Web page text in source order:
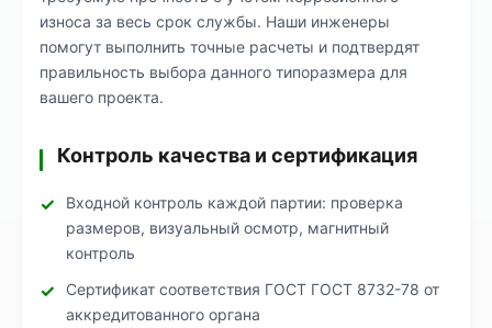
износа за весь срок службы. Наши инженеры
помогут выполнить точные расчеты и подтвердят
правильность выбора данного типоразмера для
вашего проекта.
Контроль качества и сертификация
Входной контроль каждой партии: проверка
размеров, визуальный осмотр, магнитный
контроль
Сертификат соответствия ГОСТ ГОСТ 8732-78 от
аккредитованного органа